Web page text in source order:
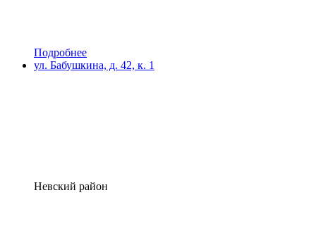
Подробнее
ул. Бабушкина, д. 42, к. 1
Невский район